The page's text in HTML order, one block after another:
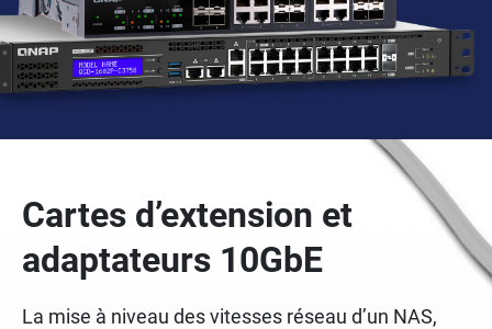
Cartes d’extension et
adaptateurs 10GbE
La mise à niveau des vitesses réseau d’un NAS,